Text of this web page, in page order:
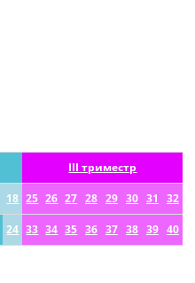
III триместр
18 25 26 27 28 29 30 31 32
24 33 34 35 36 37 38 39 40